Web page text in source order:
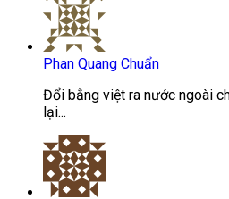
Phan Quang Chuẩn
Đổi bằng việt ra nước ngoài
lại...